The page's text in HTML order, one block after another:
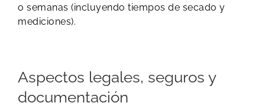
o semanas (incluyendo tiempos de secado y
mediciones).
Aspectos legales, seguros y
documentación